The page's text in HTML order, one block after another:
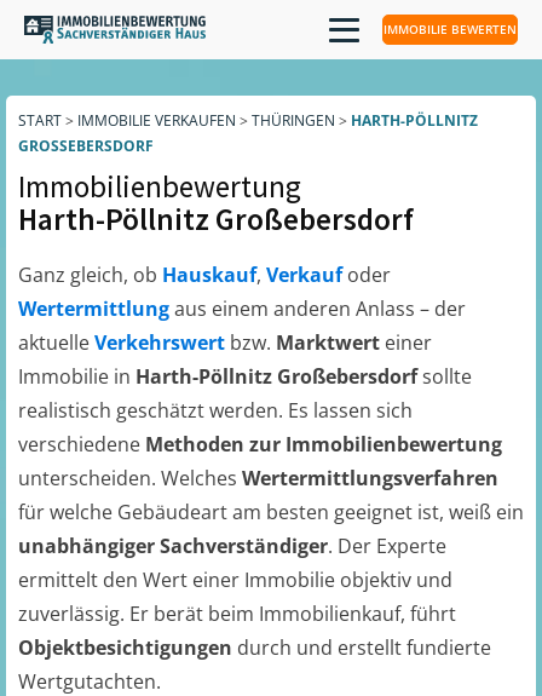
IMMOBILIE BEWERTEN
START> IMMOBILIE VERKAUFEN > THÜRINGEN > HARTH-PÖLLNITZ
GROSSEBERSDORF
Immobilienbewertung
Harth-Pöllnitz Großebersdorf
Ganz gleich, ob Hauskauf, Verkaufoder
Wertermittlungaus einem anderen Anlass – der
aktuelleVerkehrswert bzw. Marktwert einer
Immobilie in Harth-Pöllnitz Großebersdorfsollte
realistisch geschätzt werden. Es lassen sich
verschiedene Methoden zur Immobilienbewertung
unterscheiden. Welches Wertermittlungsverfahren
für welche Gebäudeart am besten geeignet ist, weiß ein
unabhängiger Sachverständiger. Der Experte
ermittelt den Wert einer Immobilie objektiv und
zuverlässig. Er berät beim Immobilienkauf, führt
Objektbesichtigungen durch und erstellt fundierte
Wertgutachten.